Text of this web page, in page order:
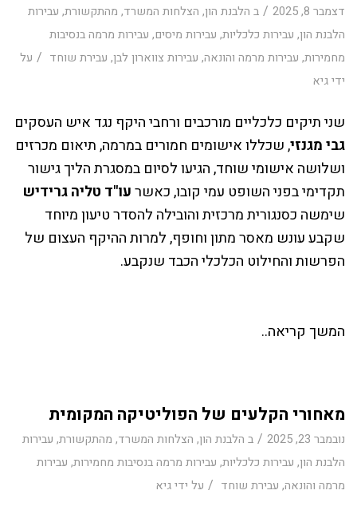
דצמבר 8, 2025 / ב הלבנת הון, הצלחות המשרד, מהתקשורת, עבירות
הלבנת הון, עבירות כלכליות, עבירות מיסים, עבירות מרמה בנסיבות
מחמירות, עבירות מרמה והונאה, עבירות צווארון לבן, עבירת שוחד / על
ידיגיא
שני תיקים כלכליים מורכבים ורחבי היקף נגד איש העסקים
גבי מגנזי, שכללו אישומים חמורים במרמה, תיאום מכרזים
ושלושה אישומי שוחד, הגיעו לסיום במסגרת הליך גישור
תקדימי בפני השופט עמי קובו, כאשרעו"ד טליה גרידיש
שימשה כסנגורית מרכזית והובילה להסדר טיעון מיוחד
שקבע עונש מאסר מתון וחופף, למרות ההיקף העצום של
הפרשות והחילוט הכלכלי הכבד שנקבע.
המשך קריאה..
מאחורי הקלעים של הפוליטיקה המקומית
נובמבר 23, 2025 / ב הלבנת הון, הצלחות המשרד, מהתקשורת, עבירות
הלבנת הון, עבירות כלכליות, עבירות מרמה בנסיבות מחמירות, עבירות
מרמה והונאה, עבירת שוחד / על ידיגיא